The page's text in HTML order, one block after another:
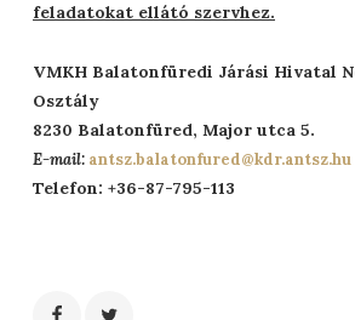
feladatokat ellátó szervhez.
VMKH Balatonfüredi Járási Hivatal
Osztály
8230 Balatonfüred, Major utca 5.
E-mail: antsz.balatonfured@kdr.antsz.hu
Telefon: +36-87-795-113